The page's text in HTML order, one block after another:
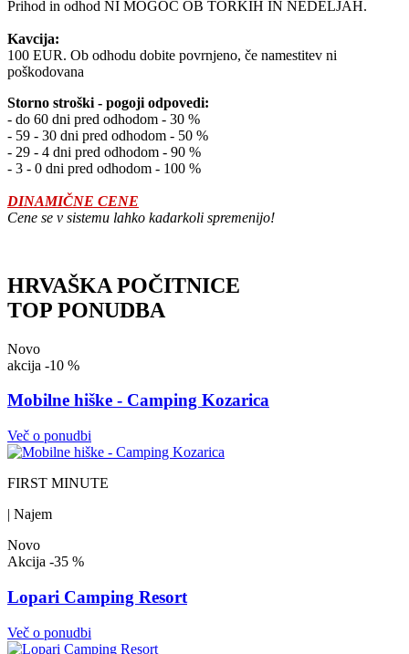
Prihod in odhod NI MOGOČ OB TORKIH IN NEDELJAH.
Kavcija:
100 EUR. Ob odhodu dobite povrnjeno, če namestitev ni
poškodovana
Storno stroški - pogoji odpovedi:
- do 60 dni pred odhodom - 30 %
- 59 - 30 dni pred odhodom - 50 %
- 29 - 4 dni pred odhodom - 90 %
- 3 - 0 dni pred odhodom - 100 %
DINAMIČNE CENE
Cene se v sistemu lahko kadarkoli spremenijo!
HRVAŠKA POČITNICE
TOP PONUDBA
Novo
akcija -10 %
Mobilne hiške - Camping Kozarica
Več o ponudbi
FIRST MINUTE
| Najem
Novo
Akcija -35 %
Lopari Camping Resort
Več o ponudbi